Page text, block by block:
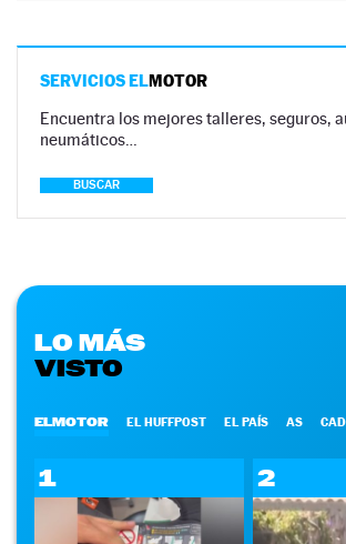
SERVICIOS ELMOTOR
Encuentra los mejores talleres, seguros,
neumáticos…
BUSCAR
LO MÁS
VISTO
ELMOTOR EL HUFFPOST EL PAÍS AS
1 2